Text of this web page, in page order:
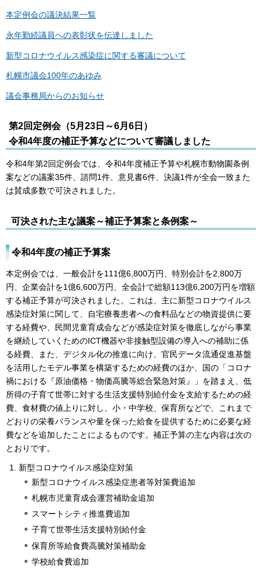
本定例会の議決結果一覧
永年勤続議員への表彰状を伝達しました
新型コロナウイルス感染症に関する審議について
札幌市議会100年のあゆみ
議会事務局からのお知らせ
第2回定例会（5月23日～6月6日）
令和4年度の補正予算などについて審議しました
令和4年第2回定例会では、令和4年度補正予算や札幌市動物園条例
案などの議案35件、諮問1件、意見書6件、決議1件が全会一致また
は賛成多数で可決されました。
可決された主な議案～補正予算案と条例案～
令和4年度の補正予算案
本定例会では、一般会計を111億6,800万円、特別会計を2,800万
円、企業会計を1億6,600万円、全会計で総額113億6,200万円を増額
する補正予算が可決されました。これは、主に新型コロナウイルス
感染症対策に関して、自宅療養患者への食料品などの物資提供に要
する経費や、民間児童育成会などが感染症対策を徹底しながら事業
を継続していくためのICT機器や非接触型設備の導入への補助に係
る経費、また、デジタル化の推進に向け、官民データ流通促進基盤
を活用したモデル事業を構築するための経費のほか、国の「コロナ
禍における『原油価格・物価高騰等総合緊急対策』」を踏まえ、低
所得の子育て世帯に対する生活支援特別給付金を支給するための経
費、食材費の値上りに対し、小・中学校、保育所などで、これまで
どおりの栄養バランスや量を保った給食を提供するために必要な経
費などを追加したことによるものです。補正予算の主な内容は次の
とおりです。
新型コロナウイルス感染症対策
新型コロナウイルス感染症患者等対策費追加
札幌市児童育成会運営補助金追加
スマートシティ推進費追加
子育て世帯生活支援特別給付金
保育所等給食費高騰対策補助金
学校給食費追加